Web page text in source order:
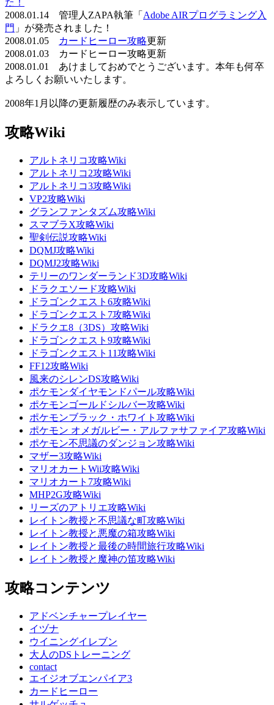
2008.01.14 管理人ZAPA執筆「 Adobe AIRプログラミング入
門 」が発売されました！
2008.01.05
カードヒーロー攻略更新
2008.01.03 カードヒーロー攻略更新
2008.01.01 あけましておめでとうございます。本年も何卒
よろしくお願いいたします。
2008年1月以降の更新履歴のみ表示しています。
攻略Wiki
アルトネリコ攻略Wiki
アルトネリコ2攻略Wiki
アルトネリコ3攻略Wiki
VP2攻略Wiki
グランファンタズム攻略Wiki
スマブラX攻略Wiki
聖剣伝説攻略Wiki
DQMJ攻略Wiki
DQMJ2攻略Wiki
テリーのワンダーランド3D攻略Wiki
ドラクエソード攻略Wiki
ドラゴンクエスト6攻略Wiki
ドラゴンクエスト7攻略Wiki
ドラクエ8（3DS）攻略Wiki
ドラゴンクエスト9攻略Wiki
ドラゴンクエスト11攻略Wiki
FF12攻略Wiki
風来のシレンDS攻略Wiki
ポケモンダイヤモンドパール攻略Wiki
ポケモンゴールドシルバー攻略Wiki
ポケモンブラック・ホワイト攻略Wiki
ポケモン オメガルビー・アルファサファイア攻略Wiki
ポケモン不思議のダンジョン攻略Wiki
マザー3攻略Wiki
マリオカートWii攻略Wiki
マリオカート7攻略Wiki
MHP2G攻略Wiki
リーズのアトリエ攻略Wiki
レイトン教授と不思議な町攻略Wiki
レイトン教授と悪魔の箱攻略Wiki
レイトン教授と最後の時間旅行攻略Wiki
レイトン教授と魔神の笛攻略Wiki
攻略コンテンツ
アドベンチャープレイヤー
イヅナ
ウイニングイレブン
大人のDSトレーニング
contact
エイジオブエンパイア3
カードヒーロー